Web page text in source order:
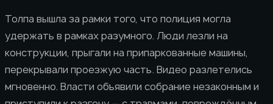
Толпа вышла за рамки того, что полиция могла
удержать в рамках разумного. Люди лезли на
конструкции, прыгали на припаркованные машины,
перекрывали проезжую часть. Видео разлетелись
мгновенно. Власти объявили собрание незаконным и